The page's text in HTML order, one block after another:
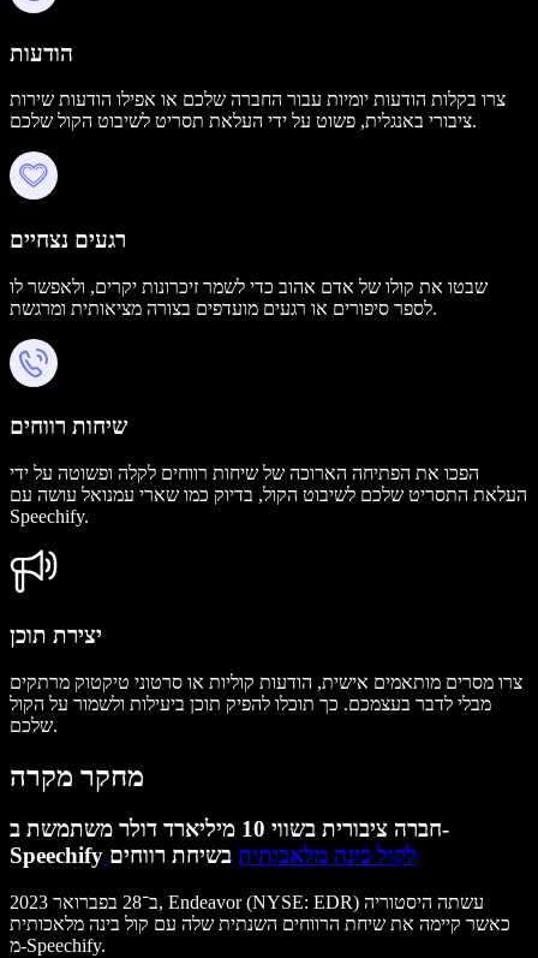
הודעות
צרו בקלות הודעות יומיות עבור החברה שלכם או אפילו הודעות שירות
ציבורי באנגלית, פשוט על ידי העלאת תסריט לשיבוט הקול שלכם.
רגעים נצחיים
שבטו את קולו של אדם אהוב כדי לשמר זיכרונות יקרים, ולאפשר לו
לספר סיפורים או רגעים מועדפים בצורה מציאותית ומרגשת.
שיחות רווחים
הפכו את הפתיחה הארוכה של שיחות רווחים לקלה ופשוטה על ידי
העלאת התסריט שלכם לשיבוט הקול, בדיוק כמו שארי עמנואל עושה עם
Speechify.
יצירת תוכן
צרו מסרים מותאמים אישית, הודעות קוליות או סרטוני טיקטוק מרתקים
מבלי לדבר בעצמכם. כך תוכלו להפיק תוכן ביעילות ולשמור על הקול
שלכם.
מחקר מקרה
חברה ציבורית בשווי 10 מיליארד דולר משתמשת ב-
Speechify
לקול בינה מלאכותית בשיחת רווחים
ב־28 בפברואר 2023, Endeavor (NYSE: EDR) עשתה היסטוריה
כאשר קיימה את שיחת הרווחים השנתית שלה עם קול בינה מלאכותית
מ-Speechify.